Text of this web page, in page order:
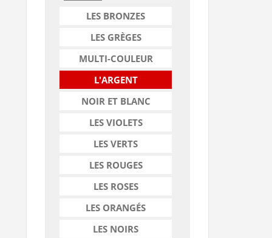
LES BRONZES
LES GRÈGES
MULTI-COULEUR
L'ARGENT
NOIR ET BLANC
LES VIOLETS
LES VERTS
LES ROUGES
LES ROSES
LES ORANGÉS
LES NOIRS